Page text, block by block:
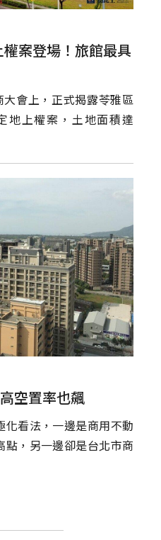
案登場！旅館最具
會上，正式揭露苓雅區
地上權案，土地面積達
空置率也飆
看法，一邊是商用不動
點，另一邊卻是台北市商